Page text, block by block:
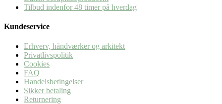
Tilbud indenfor 48 timer på hverdag
Kundeservice
Erhverv, håndværker og arkitekt
Privatlivspolitik
Cookies
FAQ
Handelsbetingelser
Sikker betaling
Returnering